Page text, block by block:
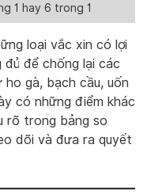
1 hay 6 trong 1
loại vắc xin có lợi
để chống lại các
ho gà, bạch cầu, uốn
có những điểm khác
rõ trong bảng so
dõi và đưa ra quyết